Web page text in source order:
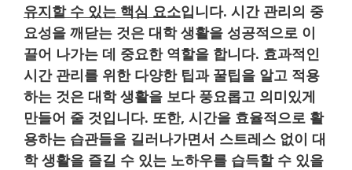
유지할 수 있는 핵심 요소입니다. 시간 관리의 중
요성을 깨닫는 것은 대학 생활을 성공적으로 이
끌어 나가는 데 중요한 역할을 합니다. 효과적인
시간 관리를 위한 다양한 팁과 꿀팁을 알고 적용
하는 것은 대학 생활을 보다 풍요롭고 의미있게
만들어 줄 것입니다. 또한, 시간을 효율적으로 활
용하는 습관들을 길러나가면서 스트레스 없이 대
학 생활을 즐길 수 있는 노하우를 습득할 수 있을